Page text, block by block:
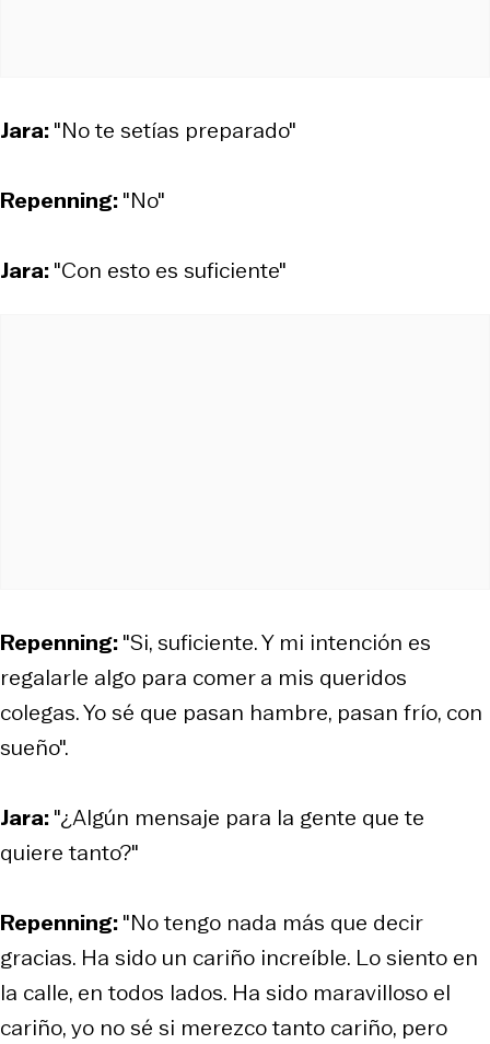
Jara:"No te setías preparado"
Repenning:"No"
Jara:"Con esto es suficiente"
Repenning:"Si, suficiente. Y mi intención es
regalarle algo para comer a mis queridos
colegas. Yo sé que pasan hambre, pasan frío, con
sueño".
Jara:"¿Algún mensaje para la gente que te
quiere tanto?"
Repenning:"No tengo nada más que decir
gracias. Ha sido un cariño increíble. Lo siento en
la calle, en todos lados. Ha sido maravilloso el
cariño, yo no sé si merezco tanto cariño, pero